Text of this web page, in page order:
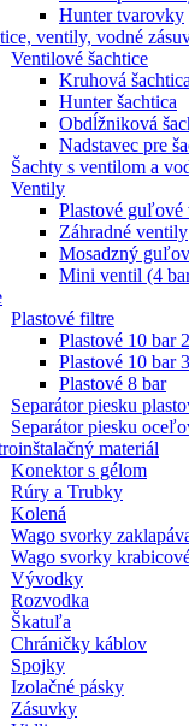
Hunter tvarovky
ventily, vodné
Ventilové šachtice
Kruhová šachtica
Hunter šachtica
Obdĺžniková
Nadstavec pre
Šachty s ventilom a
Ventily
Plastové guľové
Záhradné ventily
Mosadzný
Mini ventil (4
Plastové filtre
Plastové 10 bar
Plastové 10 bar
Plastové 8 bar
Separátor piesku
Separátor piesku
materiál
Konektor s gélom
Rúry a Trubky
Kolená
Wago svorky
Wago svorky
Vývodky
Rozvodka
Škatuľa
Chráničky káblov
Spojky
Izolačné pásky
Zásuvky